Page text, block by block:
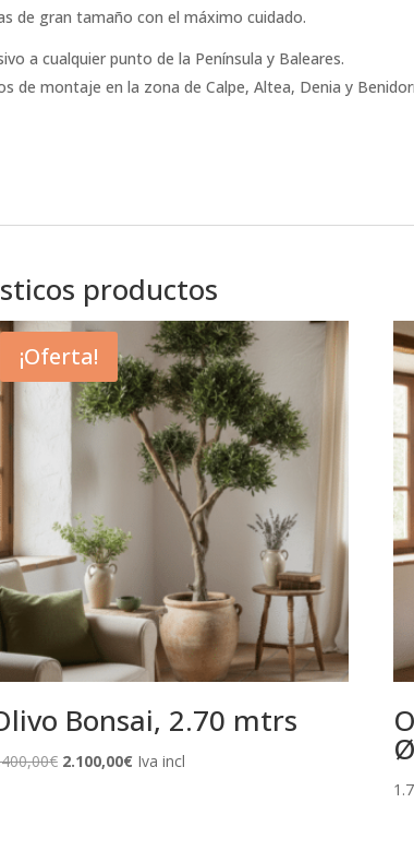
de gran tamaño con el máximo cuidado.
a cualquier punto de la Península y Baleares.
de montaje en la zona de Calpe, Altea, Denia y
productos
¡Oferta!
Bonsai, 2.70 mtrs
€ El
2.100,00€ElIva incl